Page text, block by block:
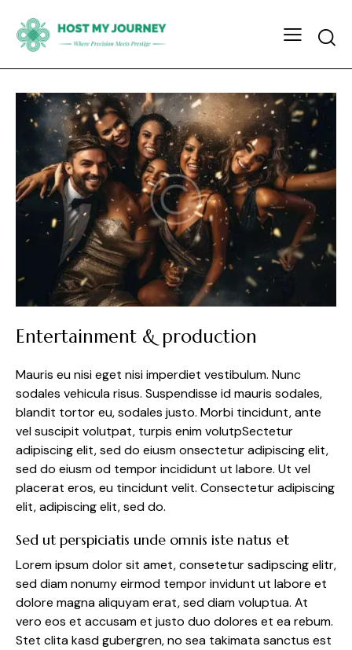
Entertainment & production
Mauris eu nisi eget nisi imperdiet vestibulum. Nunc
sodales vehicula risus. Suspendisse id mauris sodales,
blandit tortor eu, sodales justo. Morbi tincidunt, ante
vel suscipit volutpat, turpis enim volutpSectetur
adipiscing elit, sed do eiusm onsectetur adipiscing elit,
sed do eiusm od tempor incididunt ut labore. Ut vel
placerat eros, eu tincidunt velit. Consectetur adipiscing
elit, adipiscing elit, sed do.
Sed ut perspiciatis unde omnis iste natus et
Lorem ipsum dolor sit amet, consetetur sadipscing elitr,
sed diam nonumy eirmod tempor invidunt ut labore et
dolore magna aliquyam erat, sed diam voluptua. At
vero eos et accusam et justo duo dolores et ea rebum.
Stet clita kasd gubergren, no sea takimata sanctus est